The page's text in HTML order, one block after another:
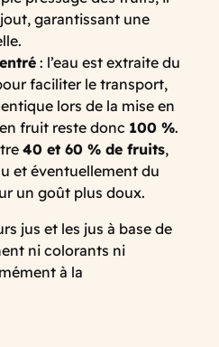
garantissant une
: l’eau est extraite du
faciliter le transport,
lors de la mise en
fruit reste donc 100 %.
40 et 60 % de fruits,
et éventuellement du
un goût plus doux.
jus et les jus à base de
ni colorants ni
à la